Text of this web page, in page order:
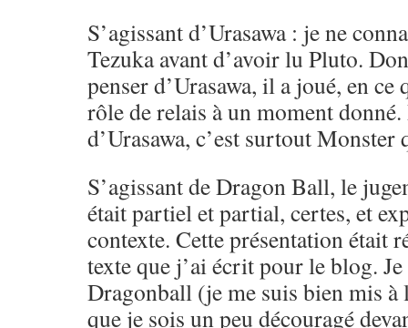
S’agissant d’Urasawa : je ne
Tezuka avant d’avoir lu Pluto.
penser d’Urasawa, il a joué, en
rôle de relais à un moment
d’Urasawa, c’est surtout Monster
S’agissant de Dragon Ball, le
était partiel et partial, certes, et
contexte. Cette présentation était
texte que j’ai écrit pour le blog.
Dragonball (je me suis bien mis
que je sois un peu découragé